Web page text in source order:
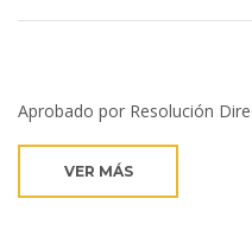
Aprobado por Resolución
VER MÁS